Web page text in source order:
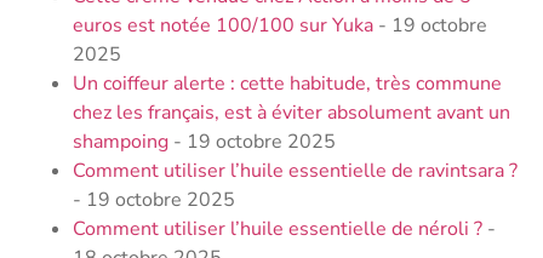
euros est notée 100/100 sur Yuka - 19 octobre
2025
Un coiffeur alerte : cette habitude, très commune
chez les français, est à éviter absolument avant un
shampoing - 19 octobre 2025
Comment utiliser l’huile essentielle de ravintsara ?
- 19 octobre 2025
Comment utiliser l’huile essentielle de néroli​ ? -